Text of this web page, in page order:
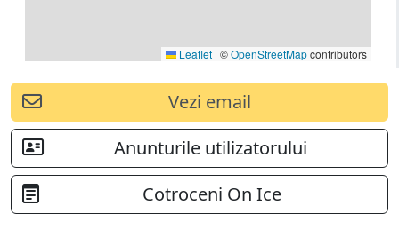
Leaflet | ©OpenStreetMapcontributors
Vezi email
Anunturile utilizatorului
Cotroceni On Ice